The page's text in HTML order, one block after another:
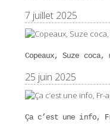
7 juillet 2025
Copeaux, Suze
25 juin 2025
Ça c’est une info,